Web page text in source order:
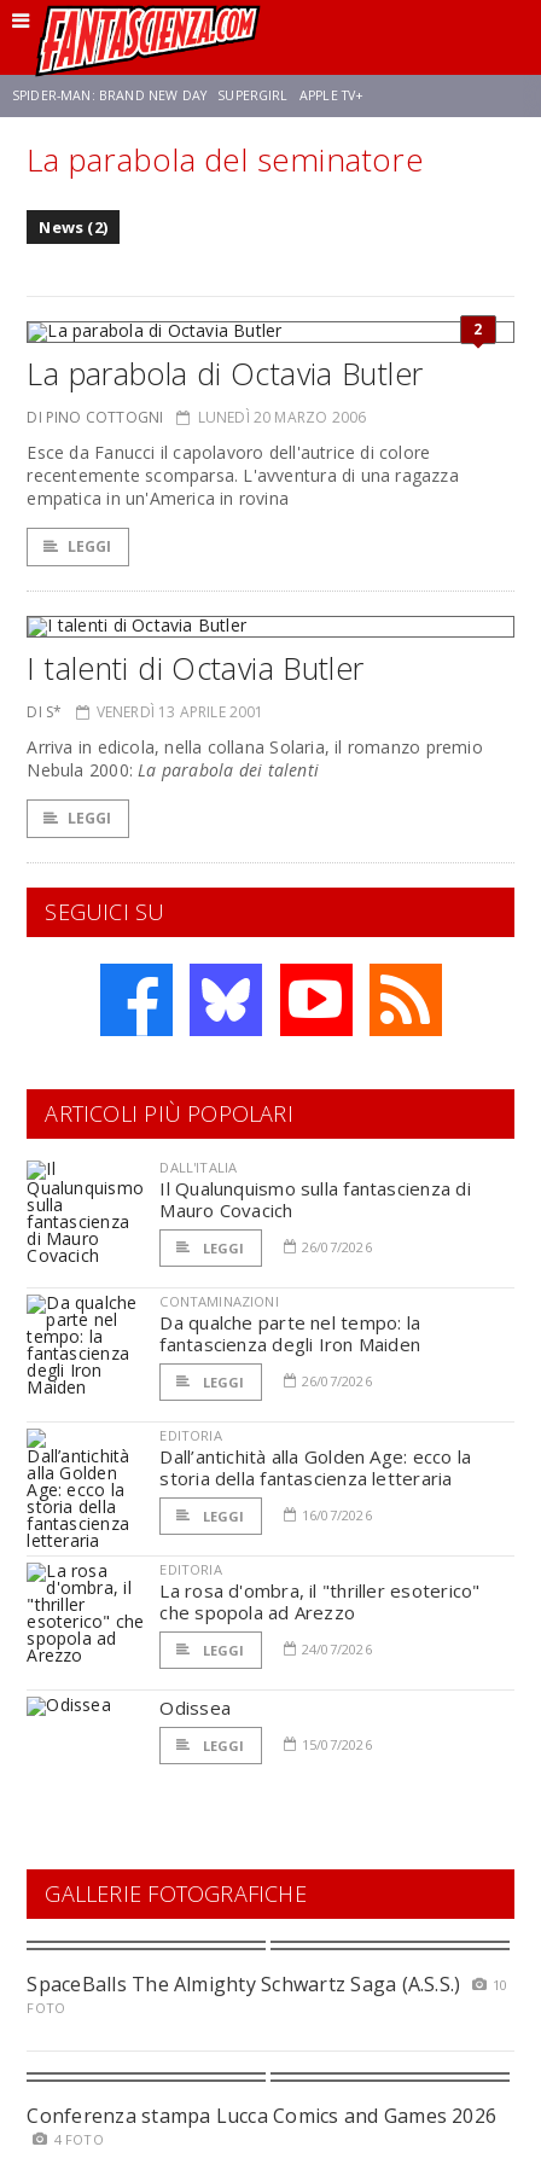
SPIDER-MAN: BRAND NEW DAY SUPERGIRL APPLE TV+
FRANCO RICCIARDIELLO ZENDAYA STAR TREK AVENGERS: DOOMSDAY
La parabola del seminatore
News (2)
2
La parabola di Octavia Butler
DI PINO COTTOGNI LUNEDÌ 20 MARZO 2006
Esce da Fanucci il capolavoro dell'autrice di colore
recentemente scomparsa. L'avventura di una ragazza
empatica in un'America in rovina
LEGGI
I talenti di Octavia Butler
DI S* VENERDÌ 13 APRILE 2001
Arriva in edicola, nella collana Solaria, il romanzo premio
Nebula 2000:La parabola dei talenti
LEGGI
SEGUICI SU
ARTICOLI PIÙ POPOLARI
DALL'ITALIA
Il Qualunquismo sulla fantascienza di
Mauro Covacich
LEGGI 26/07/2026
CONTAMINAZIONI
Da qualche parte nel tempo: la
fantascienza degli Iron Maiden
LEGGI 26/07/2026
EDITORIA
Dall’antichità alla Golden Age: ecco la
storia della fantascienza letteraria
LEGGI 16/07/2026
EDITORIA
La rosa d'ombra, il "thriller esoterico"
che spopola ad Arezzo
LEGGI 24/07/2026
Odissea
LEGGI 15/07/2026
GALLERIE FOTOGRAFICHE
SpaceBalls The Almighty Schwartz Saga (A.S.S.)
10
FOTO
Conferenza stampa Lucca Comics and Games 2026
4 FOTO